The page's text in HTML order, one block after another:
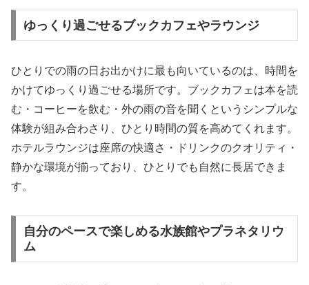
ゆっくり過ごせるブックカフェやラウンジ
ひとりでの雨の日お出かけに最も向いているのは、時間を
かけてゆっくり過ごせる場所です。ブックカフェは本を読
む・コーヒーを飲む・外の雨の音を聞くというシンプルな
体験が組み合わさり、ひとり時間の質を高めてくれます。
ホテルラウンジは座席の快適さ・ドリンクのクオリティ・
静かな環境が揃っており、ひとりでも自然に長居できま
す。
自分のペースで楽しめる水族館やプラネタリウ
ム